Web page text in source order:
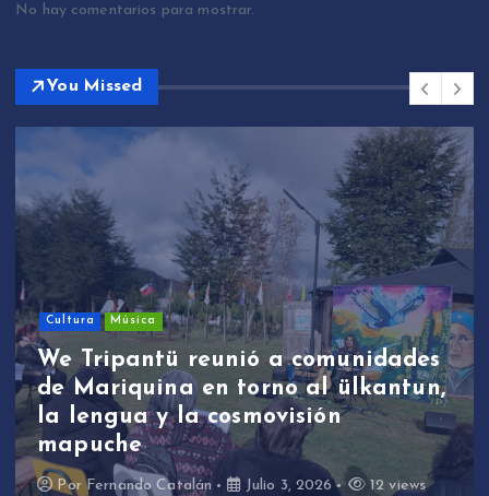
No hay comentarios para mostrar.
You Missed
Cultura Música
We Tripantü reunió a comunidades
de Mariquina en torno al ülkantun,
la lengua y la cosmovisión
mapuche
Por Fernando Catalán Julio 3, 2026 12 views